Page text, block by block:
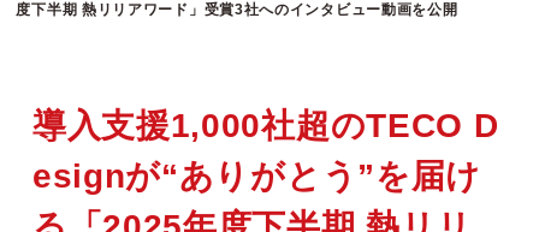
度下半期 熱リリアワード」受賞3社へのインタビュー動画を公開
導入支援1,000社超のTECO D
esignが“ありがとう”を届け